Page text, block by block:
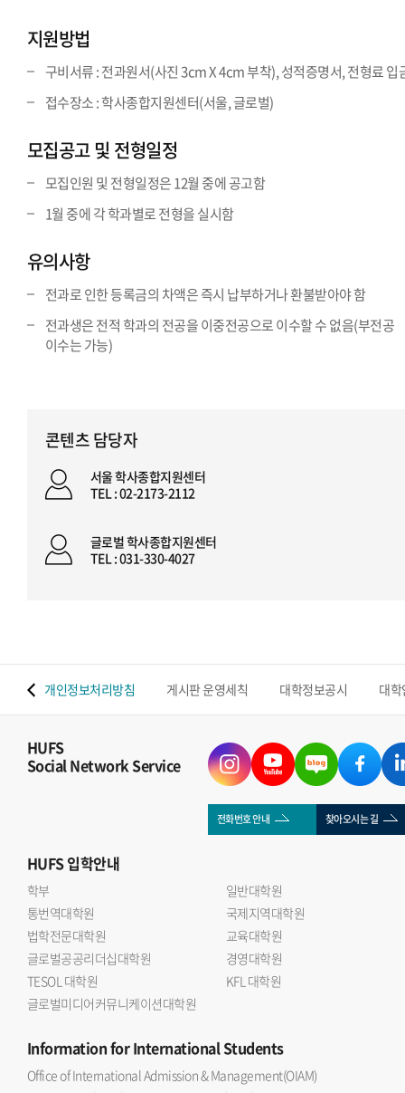
지원방법
구비서류 : 전과원서(사진 3cm X 4cm 부착), 성적증명서, 전형료 입
접수장소 : 학사종합지원센터(서울, 글로벌)
모집공고 및 전형일정
모집인원 및 전형일정은 12월 중에 공고함
1월 중에 각 학과별로 전형을 실시함
유의사항
전과로 인한 등록금의 차액은 즉시 납부하거나 환불받아야 함
전과생은 전적 학과의 전공을 이중전공으로 이수할 수 없음(부전공
이수는 가능)
콘텐츠 담당자
서울 학사종합지원센터
TEL : 02-2173-2112
글로벌 학사종합지원센터
TEL : 031-330-4027
개인정보처리방침 게시판 운영세칙 대학정보공시 대
HUFS
Social Network Service
전화번호 안내 찾아오시는 길
HUFS입학안내
학부
일반대학원
통번역대학원
국제지역대학원
법학전문대학원
교육대학원
글로벌공공리더십대학원
경영대학원
TESOL 대학원
KFL 대학원
글로벌미디어커뮤니케이션대학원
Informationfor International Students
Office of International Admission & Management(OIAM)